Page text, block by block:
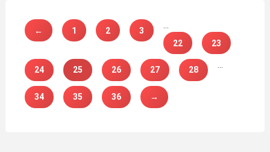
← 1 2 3
22
23
24 25 26 27 28
34 35 36 →